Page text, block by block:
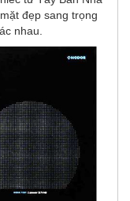
đẹp sang trọng
nhau.